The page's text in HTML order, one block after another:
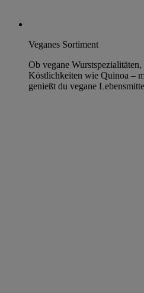
Veganes Sortiment
Ob vegane
Köstlichkeiten wie Quinoa –
genießt du vegane